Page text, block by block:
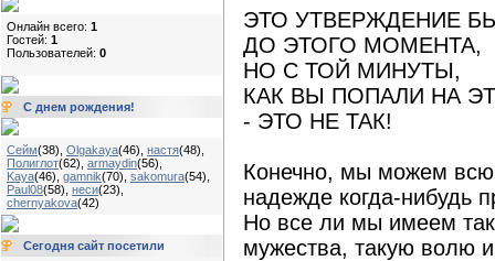
Онлайн всего: 1
Гостей: 1
Пользователей: 0
С днем рождения!
Сейм(38) Olgakaya(46) настя(48)
Полиглот(62) armaydin(56)
Kaya(46) gamnik(70) sakomura(54)
Paul08(58) неси(23)
chernyakova(42)
Сегодня сайт посетили
ЭТО УТВЕРЖДЕНИЕ
ДО ЭТОГО МОМЕНТА,
НО С ТОЙ МИНУТЫ,
КАК ВЫ ПОПАЛИ НА
- ЭТО НЕ ТАК!
Конечно, мы можем всю
надежде когда-нибудь
Но все ли мы имеем
мужества, такую волю